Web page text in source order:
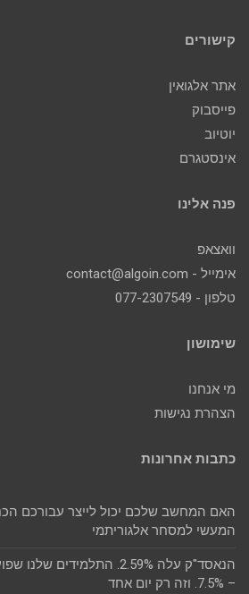
קישורים
אתר אלגואין
פייסבוק
יוטיוב
אינסטגרם
פנה אלינו
וואצאפ
אימייל - contact@algoin.com
טלפון - 077-2307549
שימושון
מי אנחנו
הצהרת נגישות
כתבות אחרונות
האם המחשב שלכם יכול לייצר עבורכם
המעשי למסחר אלגוריתמי
הנאסד"ק עלה 2.59%.
– 7.5%. וזה רק יום אחד